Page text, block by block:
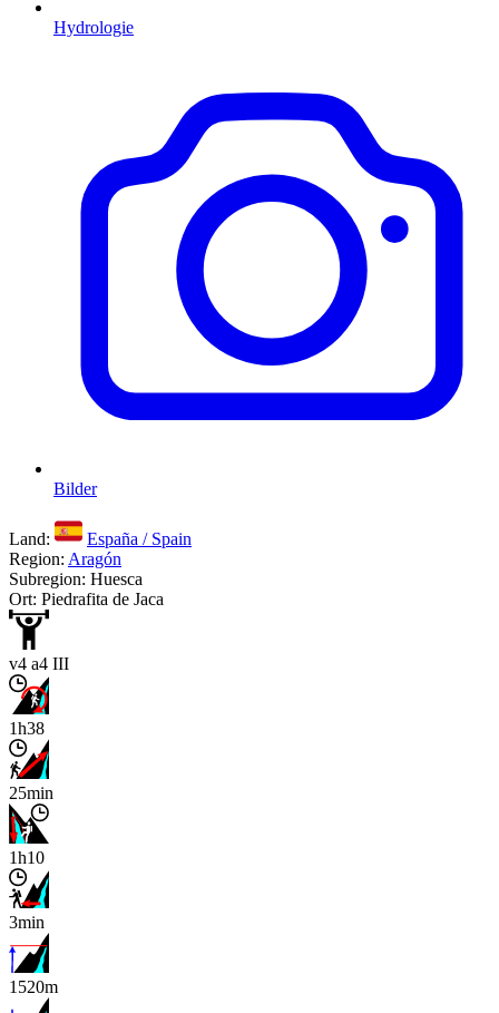
Hydrologie
Bilder
Land:
España / Spain
Region: Aragón
Subregion: Huesca
Ort: Piedrafita de Jaca
v4 a4 III
1h38
25min
1h10
3min
1520m